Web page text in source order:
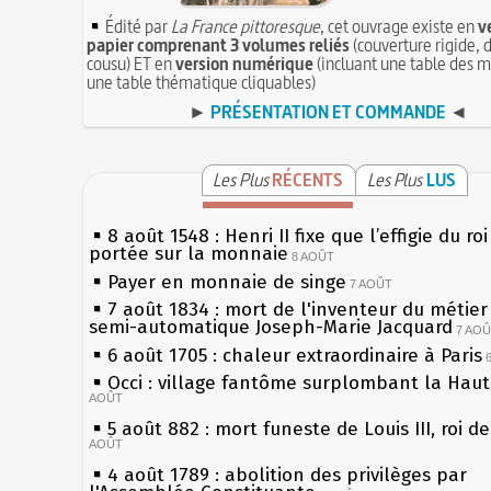
Édité parLa France pittoresque, cet ouvrage existe en
papier comprenant 3 volumes reliés(couverture rigide,
cousu) ET enversion numérique(incluant une table des
une table thématique cliquables)
► PRÉSENTATION ET COMMANDE ◄
Les PlusRÉCENTS Les Plus LUS
8 août 1548 : Henri II fixe que l’effigie du
portée sur la monnaie 8 AOÛT
Payer en monnaie de singe 7 AOÛT
7 août 1834 : mort de l'inventeur du
semi-automatique Joseph-Marie Jacquard 7
6 août 1705 : chaleur extraordinaire à Paris
Occi : village fantôme surplombant la
AOÛT
5 août 882 : mort funeste de Louis III, roi
AOÛT
4 août 1789 : abolition des privilèges par